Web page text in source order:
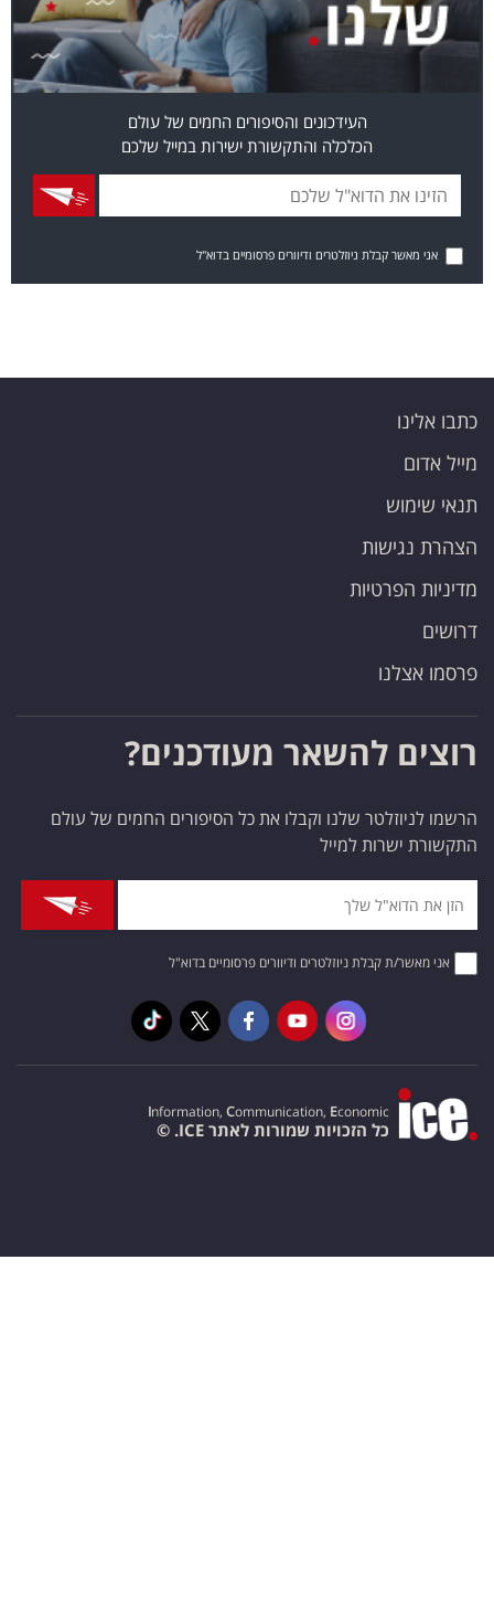
העידכונים והסיפורים החמים של עולם
הכלכלה והתקשורת ישירות במייל שלכם
אני מאשר קבלת ניוזלטרים ודיוורים פרסומיים בדוא"ל
כתבו אלינו
מייל אדום
תנאי שימוש
הצהרת נגישות
מדיניות הפרטיות
דרושים
פרסמו אצלנו
רוצים להשאר מעודכנים?
הרשמו לניוזלטר שלנו וקבלו את כל הסיפורים החמים של עולם
התקשורת ישרות למייל
אני מאשר/ת קבלת ניוזלטרים ודיוורים פרסומיים בדוא"ל
Information, Communication, Economic
כל הזכויות שמורות לאתר ICE. ©